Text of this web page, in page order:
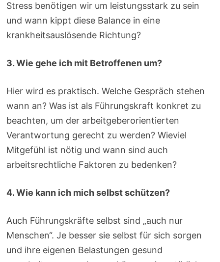
Stress benötigen wir um leistungsstark zu sein
und wann kippt diese Balance in eine
krankheitsauslösende Richtung?
3. Wie gehe ich mit Betroffenen um?
Hier wird es praktisch. Welche Gespräch stehen
wann an? Was ist als Führungskraft konkret zu
beachten, um der arbeitgeberorientierten
Verantwortung gerecht zu werden? Wieviel
Mitgefühl ist nötig und wann sind auch
arbeitsrechtliche Faktoren zu bedenken?
4. Wie kann ich mich selbst schützen?
Auch Führungskräfte selbst sind „auch nur
Menschen“. Je besser sie selbst für sich sorgen
und ihre eigenen Belastungen gesund